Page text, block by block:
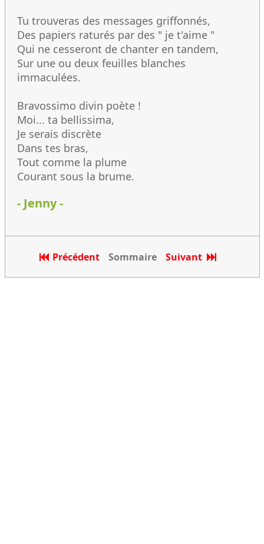
Tu trouveras des messages griffonnés,
Des papiers raturés par des " je t'aime "
Qui ne cesseront de chanter en tandem,
Sur une ou deux feuilles blanches
immaculées.
Bravossimo divin poète !
Moi... ta bellissima,
Je serais discrète
Dans tes bras,
Tout comme la plume
Courant sous la brume.
- Jenny -
Précédent Sommaire Suivant